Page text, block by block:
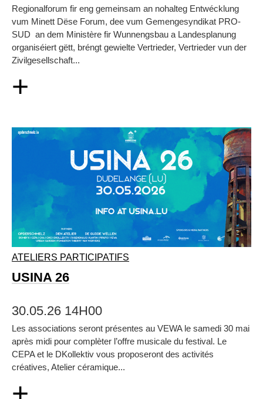
Regionalforum fir eng gemeinsam an nohalteg Entwécklung
vum Minett Dëse Forum, dee vum Gemengesyndikat PRO-
SUD an dem Ministère fir Wunnengsbau a Landesplanung
organiséiert gëtt, bréngt gewielte Vertrieder, Vertrieder vun der
Zivilgesellschaft...
+
ATELIERS PARTICIPATIFS
USINA 26
30.05.26 14H00
Les associations seront présentes au VEWA le samedi 30 mai
après midi pour complèter l’offre musicale du festival. Le
CEPA et le DKollektiv vous proposeront des activités
créatives, Atelier céramique...